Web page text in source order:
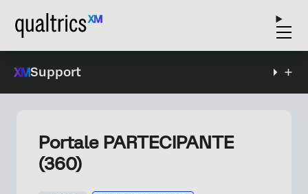
Support
Portale PARTECIPANTE
(360)